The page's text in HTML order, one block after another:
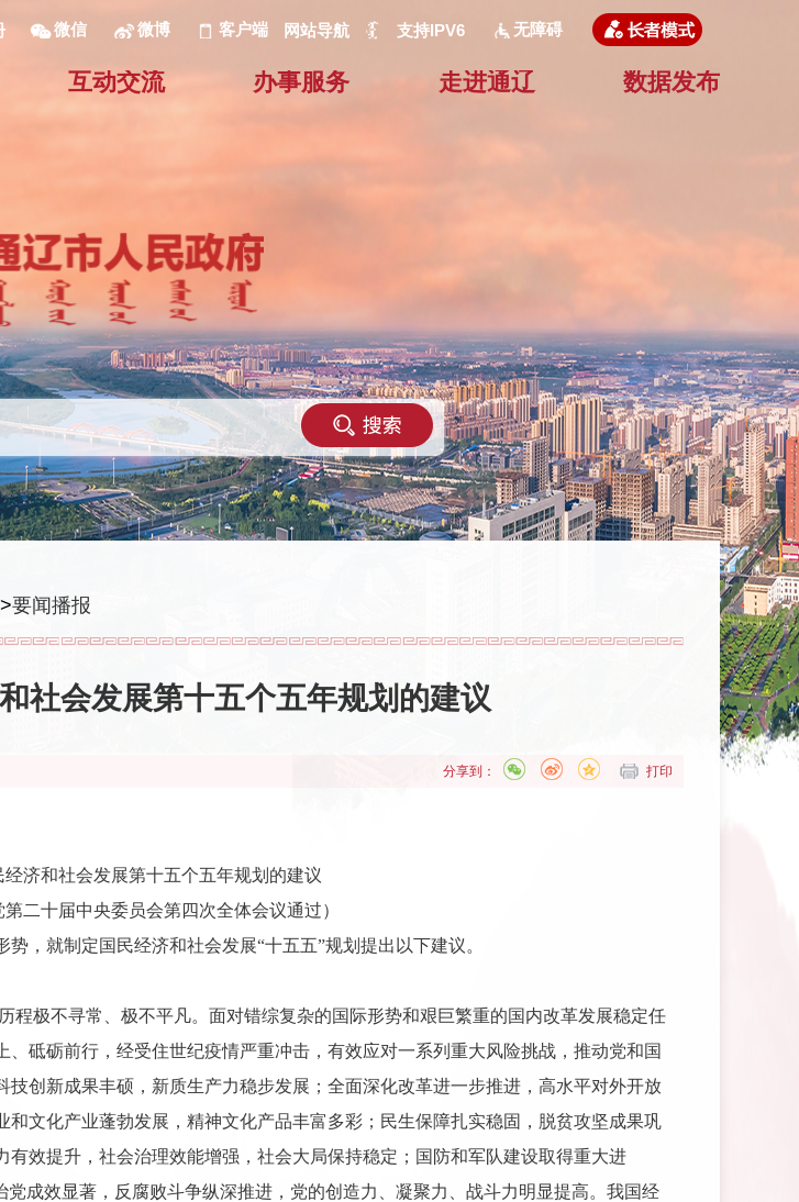
微信 微博 客户端 网站导航 支持IPV6 无障碍
互动交流 办事服务 走进通辽 数据发布
>要闻播报
社会发展第十五个五年规划的建议
打印
分享到：
济和社会发展第十五个五年规划的建议
第二十届中央委员会第四次全体会议通过）
，就制定国民经济和社会发展“十五五”规划提出以下建议。
程极不寻常、极不平凡。面对错综复杂的国际形势和艰巨繁重的国内改革发展稳定任
砥砺前行，经受住世纪疫情严重冲击，有效应对一系列重大风险挑战，推动党和国
创新成果丰硕，新质生产力稳步发展；全面深化改革进一步推进，高水平对外开放
文化产业蓬勃发展，精神文化产品丰富多彩；民生保障扎实稳固，脱贫攻坚成果巩
效提升，社会治理效能增强，社会大局保持稳定；国防和军队建设取得重大进
成效显著，反腐败斗争纵深推进，党的创造力、凝聚力、战斗力明显提高。我国经